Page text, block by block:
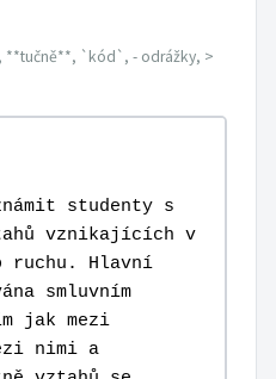
**tučně**, `kód`, - odrážky, >